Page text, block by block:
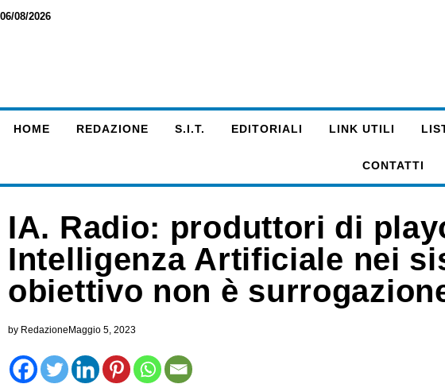
06/08/2026
HOME REDAZIONE S.I.T. EDITORIALI LINK UTILI
CONTATTI
IA. Radio: produttori di
Intelligenza Artificiale nei
obiettivo non è
by Redazione Maggio 5, 2023